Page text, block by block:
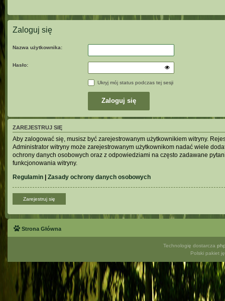
Zaloguj się
Nazwa użytkownika:
Hasło:
Ukryj mój status podczas tej sesji
ZAREJESTRUJ SIĘ
Aby zalogować się, musisz być zarejestrowanym użytkownikiem witryny.
Administrator witryny może zarejestrowanym użytkownikom nadać wiele
ochrony danych osobowych oraz z odpowiedziami na często zadawane
funkcjonowania witryny.
Regulamin
Zasady ochrony danych osobowych
Zarejestruj się
Strona Główna
Technologię dostarcza
Polski pakiet